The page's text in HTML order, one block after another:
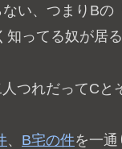
い、つまりB
ってる奴が居
つれだってCと
、 B宅の件を一